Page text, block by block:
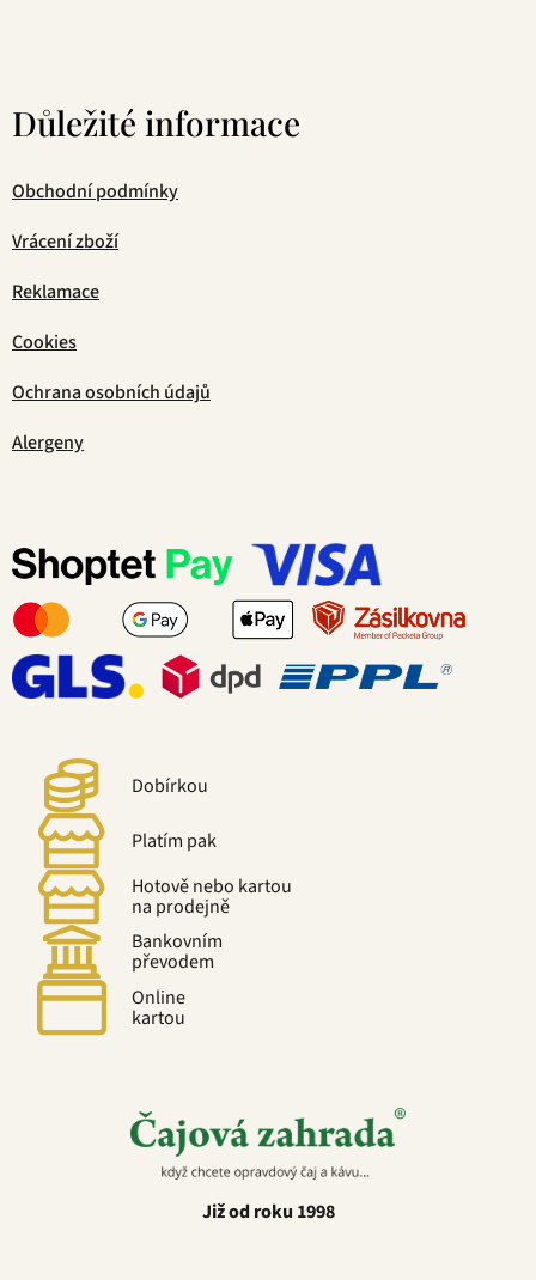
Důležité informace
Obchodní podmínky
Vrácení zboží
Reklamace
Cookies
Ochrana osobních údajů
Alergeny
Dobírkou
Platím pak
Hotově nebo kartou
na prodejně
Bankovním
převodem
Online
kartou
Již od roku 1998